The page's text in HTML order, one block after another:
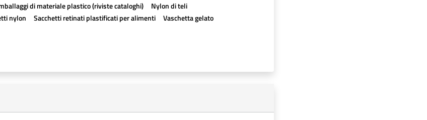
di materiale plastico (riviste cataloghi)
Nylon di teli
nylon Sacchetti retinati plastificati per alimenti
Vaschetta gelato